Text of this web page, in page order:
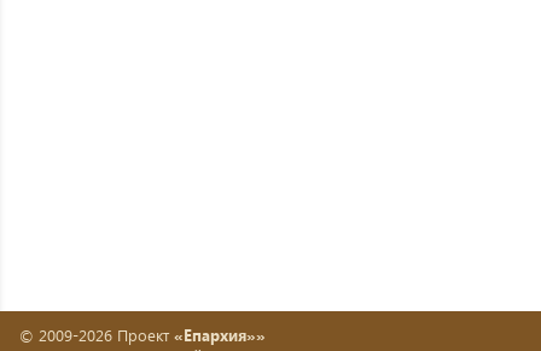
© 2009-2026 Проект «Епархия»»